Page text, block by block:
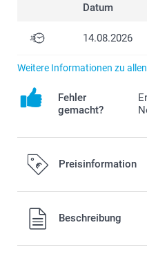
Datum
14.08.2026
Weitere Informationen zu
Fehler
gemacht?
Preisinformation
Alle Preise verstehen sich
Versandkosten.Beschreibung